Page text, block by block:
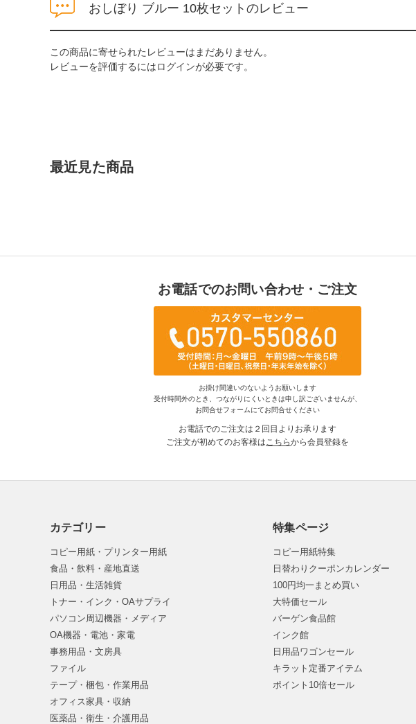
おしぼり ブルー 10枚セットのレビュー
この商品に寄せられたレビューはまだありません。
レビューを評価するにはログインが必要です。
最近見た商品
お電話でのお問い合わせ・ご注文
お掛け間違いのないようお願いします
受付時間外のとき、つながりにくいときは申し訳ございませんが、
お問合せフォームにてお問合せください
お電話でのご注文は２回目よりお承ります
ご注文が初めてのお客様はこちらから会員登録を
カテゴリー
コピー用紙・プリンター用紙
食品・飲料・産地直送
日用品・生活雑貨
トナー・インク・OAサプライ
パソコン周辺機器・メディア
OA機器・電池・家電
事務用品・文房具
ファイル
テープ・梱包・作業用品
オフィス家具・収納
医薬品・衛生・介護用品
特集ページ
コピー用紙特集
日替わりクーポンカレンダー
100円均一まとめ買い
大特価セール
バーゲン食品館
インク館
日用品ワゴンセール
キラット定番アイテム
ポイント10倍セール